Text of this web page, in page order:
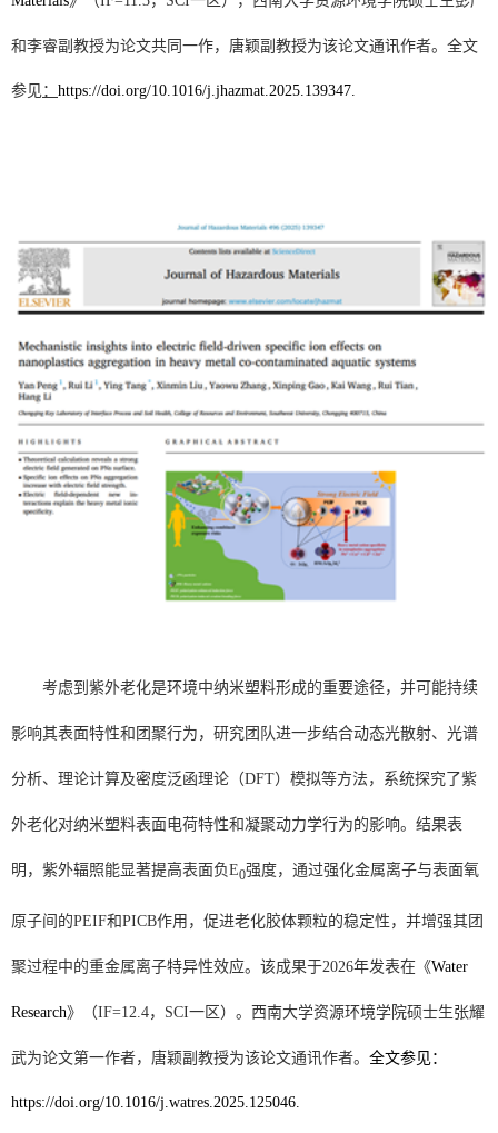
和李睿副教授为论文共同一作，唐颖副教授为该论文通讯作者。全文
参见： https://doi.org/10.1016/j.jhazmat.2025.139347.
考虑到紫外老化是环境中纳米塑料形成的重要途径，并可能持续
影响其表面特性和团聚行为，研究团队进一步结合动态光散射、光谱
分析、理论计算及密度泛函理论 （DFT） 模拟等方法，系统探究了紫
外老化对纳米塑料表面电荷特性和凝聚动力学行为的影响。结果表
明，紫外辐照能显著提高表面负E0强度，通过强化金属离子与表面氧
原子间的PEIF和PICB作用，促进老化胶体颗粒的稳定性，并增强其团
聚过程中的重金属离子特异性效应。该成果于2026年发表在 《Water
Research》（IF=12.4，SCI一区）。 西南大学资源环境学院硕士生张耀
武为论文第一作者，唐颖副教授为该论文通讯作者。 全文参见：
https://doi.org/10.1016/j.watres.2025.125046.